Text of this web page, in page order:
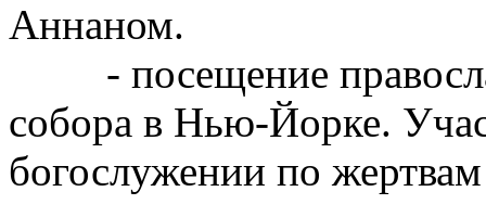
Аннаном.
- посещение
собора в Нью-Йорке.
богослужении по жертвам